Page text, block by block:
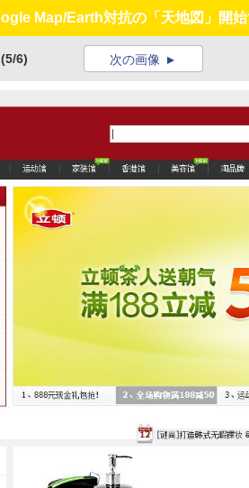
Map/Earth対抗の「天地図」開
(5/6) 次の画像